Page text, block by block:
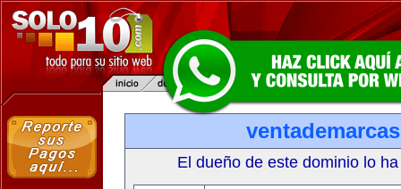
El dueño de este dominio lo